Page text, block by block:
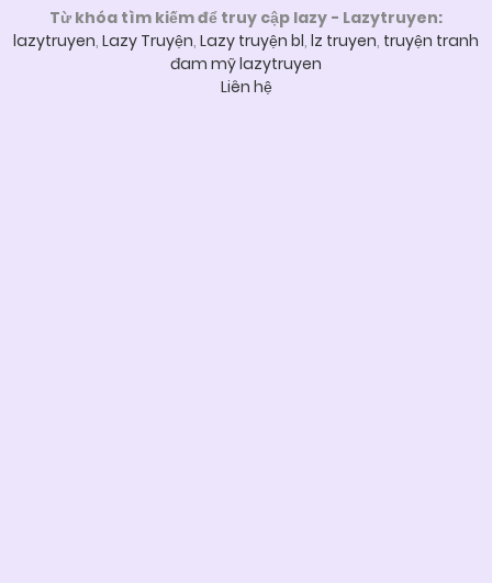
Từ khóa tìm kiếm để truy cập lazy - Lazytruyen:
lazytruyen, Lazy Truyện, Lazy truyện bl, lz truyen, truyện tranh
đam mỹ lazytruyen
Liên hệ